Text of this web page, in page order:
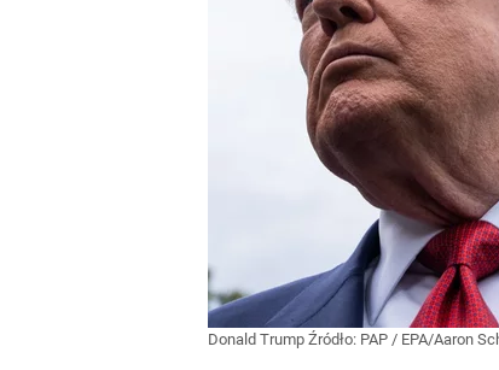
Donald Trump Źródło: PAP / EPA/Aaron